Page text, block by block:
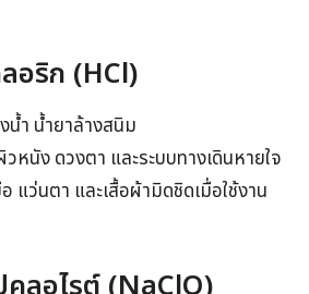
อริก (HCl)
น้ำ น้ำยาล้างสนิม
หนัง ดวงตา และระบบทางเดินหายใจ
แว่นตา และเสื้อผ้ามิดชิดเมื่อใช้งาน